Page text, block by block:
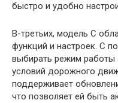
быстро и удобно
В-третьих, модель C
функций и настроек. С
выбирать режим работы
условий дорожного
поддерживает
что позволяет ей быть